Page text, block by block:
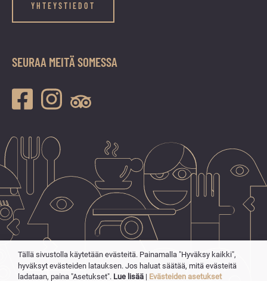
YHTEYSTIEDOT
SEURAA MEITÄ SOMESSA
Tällä sivustolla käytetään evästeitä. Painamalla "Hyväksy kaikki",
hyväksyt evästeiden latauksen. Jos haluat säätää, mitä evästeitä
ladataan, paina "Asetukset". Lue lisää | Evästeiden asetukset